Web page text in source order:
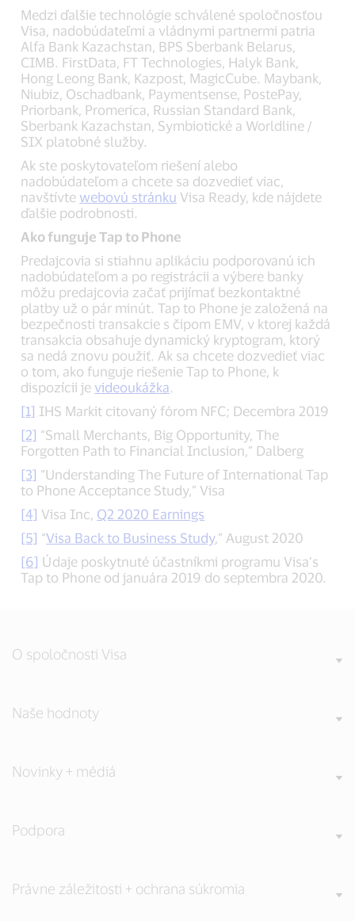
Medzi ďalšie technológie schválené spoločnosťou
Visa, nadobúdateľmi a vládnymi partnermi patria
Alfa Bank Kazachstan, BPS Sberbank Belarus,
CIMB. FirstData, FT Technologies, Halyk Bank,
Hong Leong Bank, Kazpost, MagicCube. Maybank,
Niubiz, Oschadbank, Paymentsense, PostePay,
Priorbank, Promerica, Russian Standard Bank,
Sberbank Kazachstan, Symbiotické a Worldline /
SIX platobné služby.
Ak ste poskytovateľom riešení alebo
nadobúdateľom a chcete sa dozvedieť viac,
navštívte webovú stránku Visa Ready, kde nájdete
ďalšie podrobnosti.
Ako funguje Tap to Phone
Predajcovia si stiahnu aplikáciu podporovanú ich
nadobúdateľom a po registrácii a výbere banky
môžu predajcovia začať prijímať bezkontaktné
platby už o pár minút. Tap to Phone je založená na
bezpečnosti transakcie s čipom EMV, v ktorej každá
transakcia obsahuje dynamický kryptogram, ktorý
sa nedá znovu použiť. Ak sa chcete dozvedieť viac
o tom, ako funguje riešenie Tap to Phone, k
dispozícii je videoukážka.
[1] IHS Markit citovaný fórom NFC; Decembra 2019
[2] “Small Merchants, Big Opportunity, The
Forgotten Path to Financial Inclusion,” Dalberg
[3] “Understanding The Future of International Tap
to Phone Acceptance Study,” Visa
[4] Visa Inc, Q2 2020 Earnings
[5] “Visa Back to Business Study,” August 2020
[6] Údaje poskytnuté účastníkmi programu Visa’s
Tap to Phone od januára 2019 do septembra 2020.
O spoločnosti Visa
Naše hodnoty
Novinky + médiá
Podpora
Právne záležitosti + ochrana súkromia